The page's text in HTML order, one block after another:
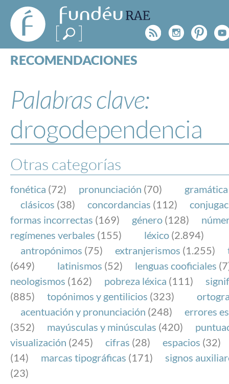
FundéuRAE
- Fundación
del Español
Urgente
Rss
RECOMENDACIONES
ESPECIALES
BLOG
NOTICIAS
FundéuRAE es una fundación patrocinada por la
y la Real Academia Española, cuyo objetivo es
el buen uso del español en los medios de
Internet.
Palabras clave:
drogodependencia
Otras categorías
fonética (72) pronunciación (70) gramática
clásicos (38) concordancias (112)
formas incorrectas (169) género (128)
regímenes verbales (155) léxico (2.894)
antropónimos (75) extranjerismos (1.255)
(649)
latinismos (52) lenguas cooficiales
neologismos (162) pobreza léxica (111)
(885)
topónimos y gentilicios (323)
acentuación y pronunciación (248)
errores
(352)
mayúsculas y minúsculas (420)
visualización (245) cifras (28) espacios (32)
(14)
marcas tipográficas (171)
signos
(23)